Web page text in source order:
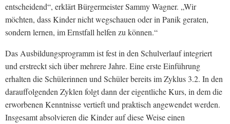
entscheidend“, erklärt Bürgermeister Sammy Wagner. „Wir
möchten, dass Kinder nicht wegschauen oder in Panik geraten,
sondern lernen, im Ernstfall helfen zu können.“
Das Ausbildungsprogramm ist fest in den Schulverlauf integriert
und erstreckt sich über mehrere Jahre. Eine erste Einführung
erhalten die Schülerinnen und Schüler bereits im Zyklus 3.2. In den
darauffolgenden Zyklen folgt dann der eigentliche Kurs, in dem die
erworbenen Kenntnisse vertieft und praktisch angewendet werden.
Insgesamt absolvieren die Kinder auf diese Weise einen